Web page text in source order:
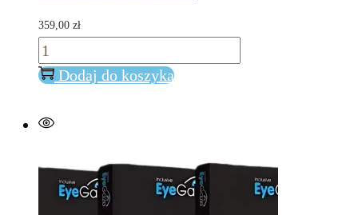
359,00 zł
ilość
AUTILIUS
DOMOWA
Dodaj do koszyka